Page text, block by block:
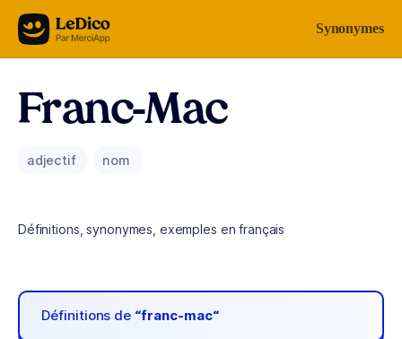
Aller au contenu Synonymes
Franc-Mac
adjectif nom
Définitions, synonymes, exemples en français
Définitions de “franc-mac“